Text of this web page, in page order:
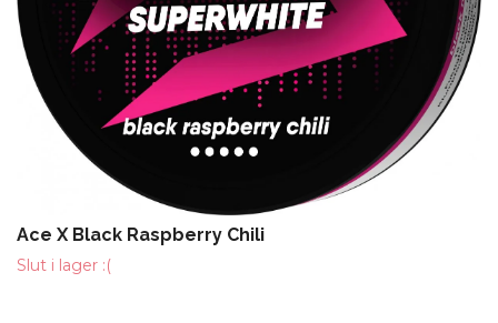
Ace X Black Raspberry Chili
Slut i lager :(